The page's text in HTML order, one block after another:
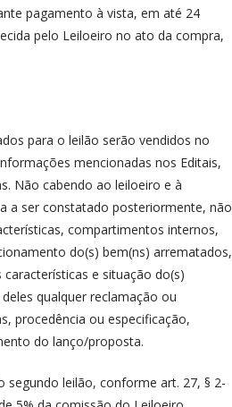
pagamento à vista, em até 24
pelo Leiloeiro no ato da compra,
para o leilão serão vendidos no
mencionadas nos Editais,
Não cabendo ao leiloeiro e à
a ser constatado posteriormente, não
compartimentos internos,
do(s) bem(ns) arrematados,
e situação do(s)
qualquer reclamação ou
procedência ou especificação,
do lanço/proposta.
segundo leilão, conforme art. 27, § 2-